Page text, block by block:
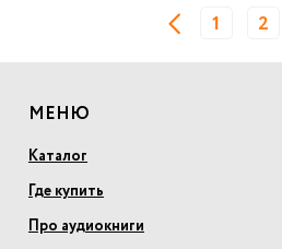
1 2
МЕНЮ
Каталог
Где купить
Про аудиокниги